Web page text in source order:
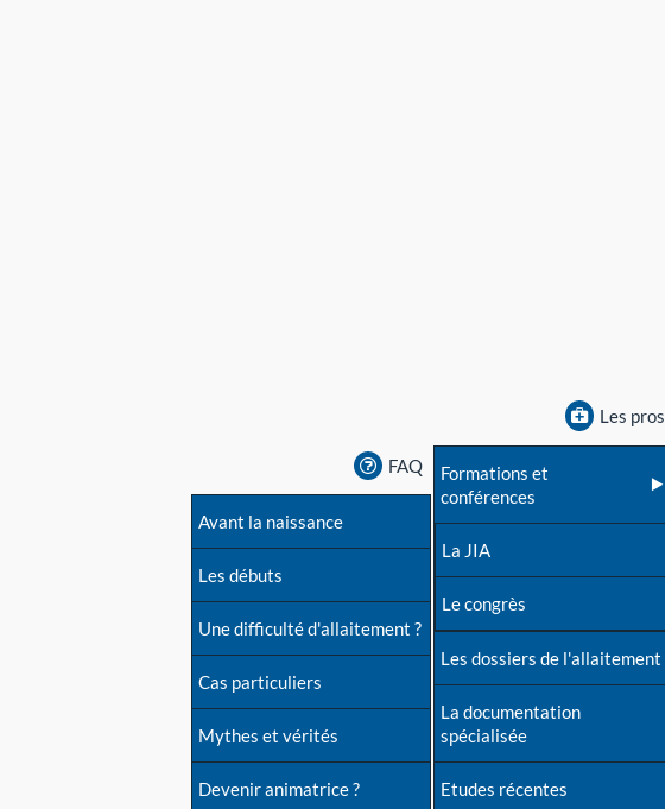
FAQ
Avant la naissance
Les débuts
Une difficulté d'allaitement ?
Cas particuliers
Mythes et vérités
Devenir animatrice ?
Les pros
Formations et
conférences
La JIA
Le congrès
Les dossiers de l'allaitement
La documentation
spécialisée
Etudes récentes